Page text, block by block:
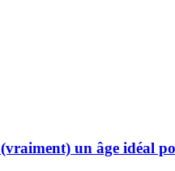
un âge idéal